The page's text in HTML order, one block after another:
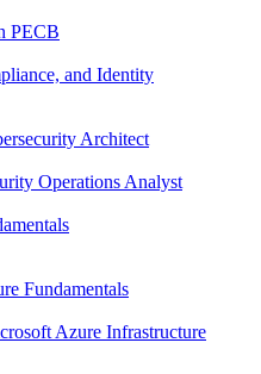
PECB
and Identity
Architect
Operations Analyst
Fundamentals
Azure Infrastructure